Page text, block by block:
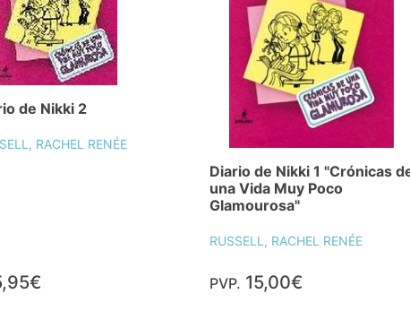
de Nikki 2
RACHEL RENÉE
Diario de Nikki 1 "Crónicas
una Vida Muy Poco
Glamourosa"
RUSSELL, RACHEL RENÉE
PVP. 15,00€